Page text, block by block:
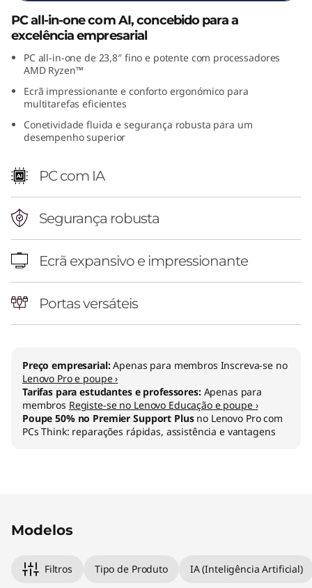
2
M
D
A
e
PC all-in-one com AI, concebido para a
excelência empresarial
PC all-in-one de 23,8″ fino e potente com processadores
AMD Ryzen™
Ecrã impressionante e conforto ergonómico para
multitarefas eficientes
Conetividade fluida e segurança robusta para um
desempenho superior
PC com IA
Segurança robusta
Ecrã expansivo e impressionante
Portas versáteis
Preço empresarial:Apenas para membros Inscreva-se no
Lenovo Pro e poupe ›
Tarifas para estudantes e professores: Apenas para
membros Registe-se no Lenovo Educação e poupe ›
Poupe 50% no Premier Support Plusno Lenovo Pro com
PCs Think: reparações rápidas, assistência e vantagens
Modelos
Filtros Tipo de Produto IA (Inteligência Artificial)